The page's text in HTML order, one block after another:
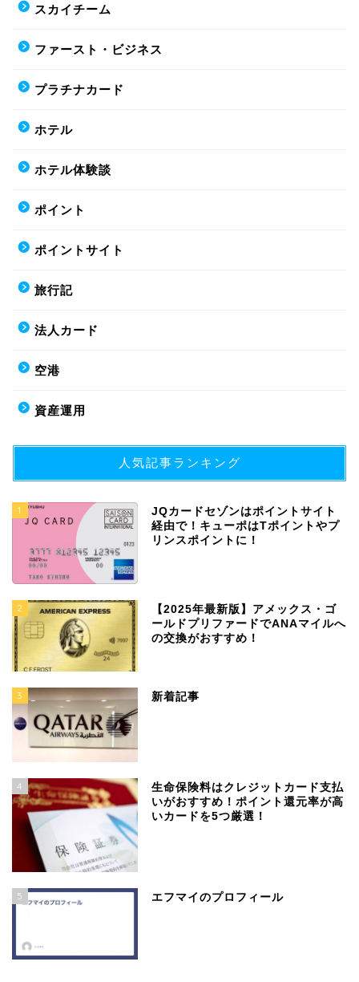
スカイチーム
ファースト・ビジネス
プラチナカード
ホテル
ホテル体験談
ポイント
ポイントサイト
旅行記
法人カード
空港
資産運用
人気記事ランキング
1
JQカードセゾンはポイントサイト
経由で！キューポはTポイントやプ
リンスポイントに！
2
【2025年最新版】アメックス・ゴ
ールドプリファードでANAマイルへ
の交換がおすすめ！
3 新着記事
4
生命保険料はクレジットカード支払
いがおすすめ！ポイント還元率が高
いカードを5つ厳選！
5 エフマイのプロフィール